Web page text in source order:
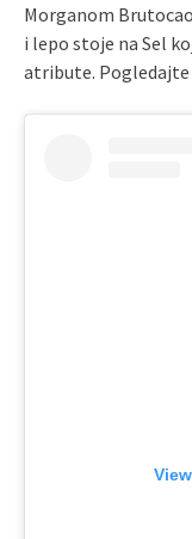
Morganom
i lepo stoje na Sel
atribute. Pogledajte